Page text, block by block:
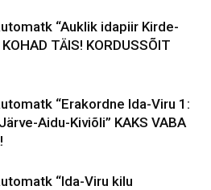
“Auklik idapiir Kirde-
TÄIS! KORDUSSÕIT
“Erakordne Ida-Viru 1:
Aidu-Kiviõli” KAKS VABA
“Ida-Viru kilu